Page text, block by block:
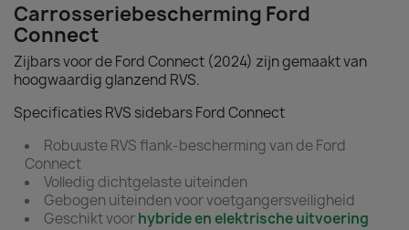
Carrosseriebescherming Ford
Connect
Zijbars voor de Ford Connect (2024) zijn gemaakt van
hoogwaardig glanzend RVS.
Specificaties RVS sidebars Ford Connect
Robuuste RVS flank-bescherming van de Ford
Connect
Volledig dichtgelaste uiteinden
Gebogen uiteinden voor voetgangersveiligheid
Geschikt voorhybride en elektrische uitvoering